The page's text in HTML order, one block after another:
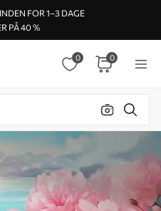
FOR 1–3 DAGE
PÅ 40 %
0 0